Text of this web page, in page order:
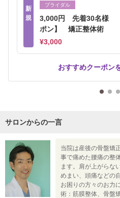
新
規
ブライダル
3,000円 先着30名様
ポン】 矯正整体術
¥3,000
おすすめクーポン
サロンからの一言
当院は産後の骨盤矯
事で痛めた腰痛の整
ます。肩が上がらな
めまい、頭痛などの
お困りの方々のお力
術：筋膜整体、骨盤